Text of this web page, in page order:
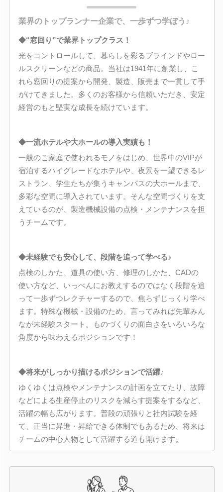
業界のトップランナー企業で、一歩ずつ学ぼう♪
◆“窓回り”で業界トップクラス！
光をコントロールして、暮らしを彩るブラインドやロー
ルスクリーンなどの商品。当社は1941年に創業し、こ
れら窓回りの提案から開発、製造、販売まで一貫して手
がけてきました。多くのお客様から信頼いただき、安定
経営のもと堅実な成長を続けています。
◆一流ホテルや大ホールの導入実績も！
一般のご家庭で使われるモノをはじめ、世界中のVIPが
宿泊するハイグレードなホテルや、夜景を一望できるレ
ストラン、学生たちが集うキャンパスの大ホールまで、
多彩な空間に導入されています。そんな空間づくりを支
えているのが、製造機械設備の点検・メンテナンスを担
うチームです。
◆未経験でも安心して、段階を追って学べる♪
点検のしかた、道具の使い方、修理のしかた、CADの
使い方など、いっぺんにお教えするのではなく段階を追
って一歩ずつレクチャーするので、焦らずじっくり学べ
ます。特殊な機械・設備のため、言ってみれば先輩みん
なが未経験スタート。ものづくりの面白さをいろいろな
角度から味わえるポジションです！
◆将来がしっかり描けるポジションで活躍♪
ゆくゆくは点検やメンテナンスの計画を立てたり、故障
などによる生産停止のリスクを減らす提案をするなど、
活躍の幅も広がります。普段の頑張りと社内試験を経
て、正当に昇進・昇給できる体制でもあるため、将来は
チームの中心人物として活躍する道も開けます。